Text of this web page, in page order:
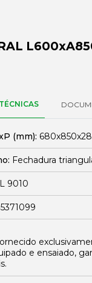
(mm):
Fechadura
9010
e ensaiado,